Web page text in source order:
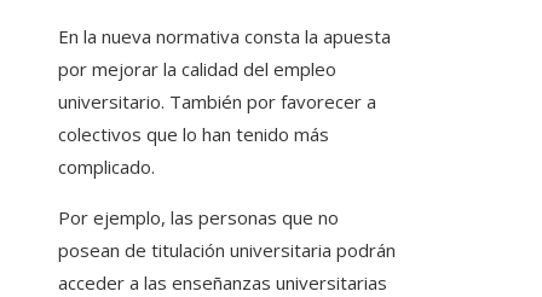
En la nueva normativa consta la apuesta
por mejorar la calidad del empleo
universitario. También por favorecer a
colectivos que lo han tenido más
complicado.
Por ejemplo, las personas que no
posean de titulación universitaria podrán
acceder a las enseñanzas universitarias